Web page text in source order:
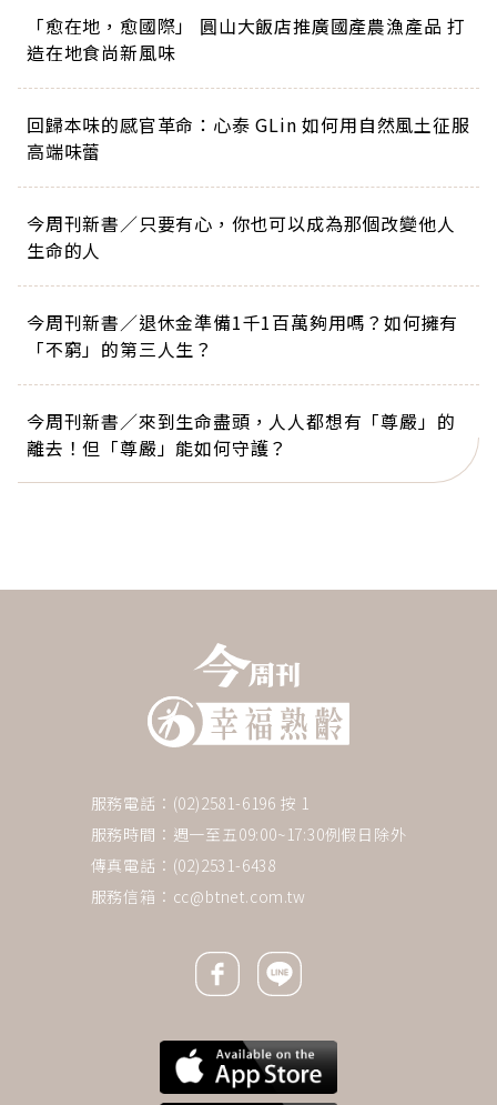
「愈在地，愈國際」 圓山大飯店推廣國產農漁產品 打
造在地食尚新風味
回歸本味的感官革命：心泰 GLin 如何用自然風土征服
高端味蕾
今周刊新書／只要有心，你也可以成為那個改變他人
生命的人
今周刊新書／退休金準備1千1百萬夠用嗎？如何擁有
「不窮」的第三人生？
今周刊新書／來到生命盡頭，人人都想有「尊嚴」的
離去！但「尊嚴」能如何守護？
服務電話：(02)2581-6196 按 1
服務時間：週一至五09:00~17:30例假日除外
傳真電話：(02)2531-6438
服務信箱： cc@btnet.com.tw
Facebook icon
Line icon